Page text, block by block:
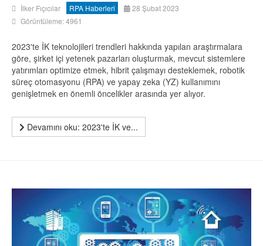
İlker Fıçıcılar RPA Haberleri
28 Şubat 2023
Görüntüleme: 4961
2023'te İK teknolojileri trendleri hakkında yapılan araştırmalara
göre, şirket içi yetenek pazarları oluşturmak, mevcut sistemlere
yatırımları optimize etmek, hibrit çalışmayı desteklemek, robotik
süreç otomasyonu (RPA) ve yapay zeka (YZ) kullanımını
genişletmek en önemli öncelikler arasında yer alıyor.
Devamını oku: 2023'te İK ve...